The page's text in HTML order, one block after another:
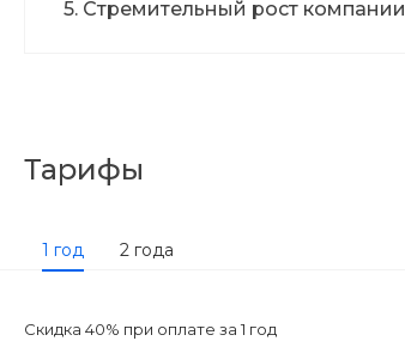
5. Стремительный рост компании
Тарифы
1 год 2 года
Скидка 40% при оплате за 1 год